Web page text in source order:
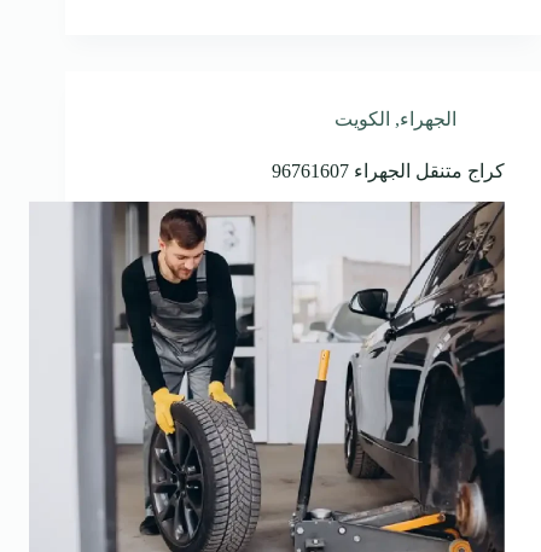
الجهراء, الكويت
كراج متنقل الجهراء 96761607